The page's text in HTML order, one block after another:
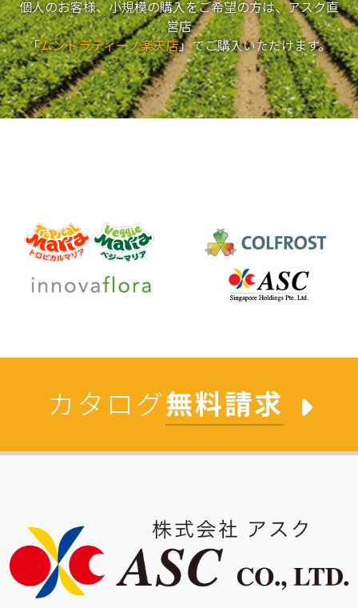
個人のお客様、小規模の購入をご希望の方は、アスク直
営店
「ムンドラティーノ楽天店」でご購入いただけます。
カタログ無料請求